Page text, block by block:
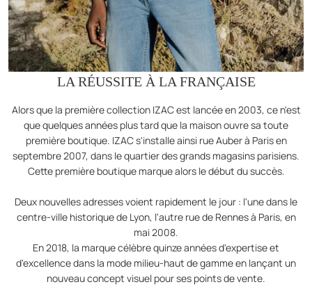
LA RÉUSSITE À LA FRANÇAISE
Alors que la première collection IZAC est lancée en 2003, ce n'est
que quelques années plus tard que la maison ouvre sa toute
première boutique. IZAC s'installe ainsi rue Auber à Paris en
septembre 2007, dans le quartier des grands magasins parisiens.
Cette première boutique marque alors le début du succès.
Deux nouvelles adresses voient rapidement le jour : l'une dans le
centre-ville historique de Lyon, l'autre rue de Rennes à Paris, en
mai 2008.
En 2018, la marque célèbre quinze années d'expertise et
d'excellence dans la mode milieu-haut de gamme en lançant un
nouveau concept visuel pour ses points de vente.